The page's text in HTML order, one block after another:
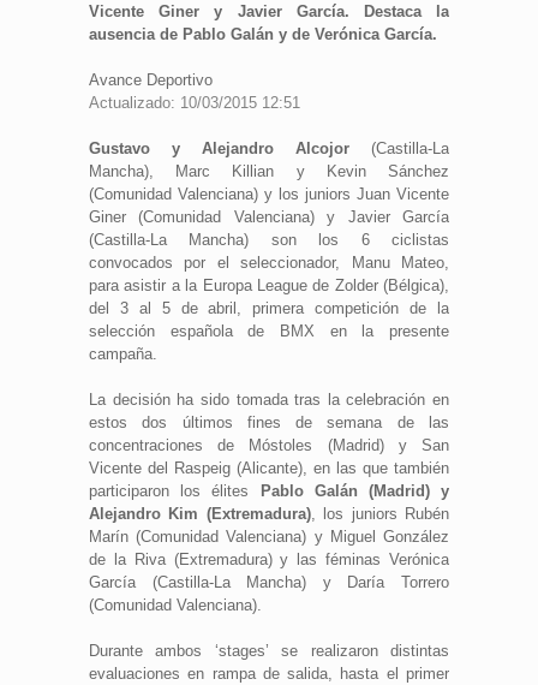
Vicente Giner y Javier García. Destaca la
ausencia de Pablo Galán y de Verónica García.
Avance Deportivo
Actualizado: 10/03/2015 12:51
Gustavo y Alejandro Alcojor (Castilla-La
Mancha), Marc Killian y Kevin Sánchez
(Comunidad Valenciana) y los juniors Juan Vicente
Giner (Comunidad Valenciana) y Javier García
(Castilla-La Mancha) son los 6 ciclistas
convocados por el seleccionador, Manu Mateo,
para asistir a la Europa League de Zolder (Bélgica),
del 3 al 5 de abril, primera competición de la
selección española de BMX en la presente
campaña.
La decisión ha sido tomada tras la celebración en
estos dos últimos fines de semana de las
concentraciones de Móstoles (Madrid) y San
Vicente del Raspeig (Alicante), en las que también
participaron los élites
Pablo Galán (Madrid) y
Alejandro Kim (Extremadura), los juniors Rubén
Marín (Comunidad Valenciana) y Miguel González
de la Riva (Extremadura) y las féminas Verónica
García (Castilla-La Mancha) y Daría Torrero
(Comunidad Valenciana).
Durante ambos ‘stages’ se realizaron distintas
evaluaciones en rampa de salida, hasta el primer